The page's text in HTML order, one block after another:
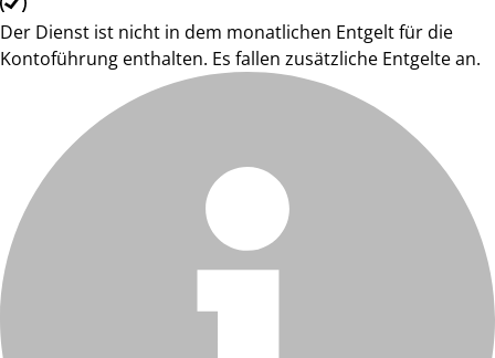
Der Dienst ist nicht in dem monatlichen Entgelt für die
Kontoführung enthalten. Es fallen zusätzliche Entgelte an.